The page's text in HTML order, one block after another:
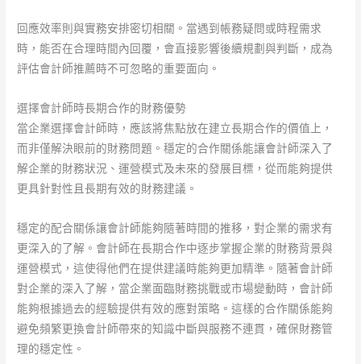
回應效率則與實務安排密切相關。當遇到帳務疑問或時程需求
時，能否在合理時間內回覆，會直接影響後續規劃與判斷，成為
評估會計師推薦時不可忽略的重要面向。
選擇會計師時長期合作的財務優勢
當企業選擇會計師時，應該將焦點放在建立長期合作的價值上，
而非僅解決眼前的財務問題。穩定的合作關係能讓會計師深入了
解企業的財務狀況、運營模式及未來的發展目標，從而能夠提供
更具針對性且長期有效的財務建議。
穩定的配合關係讓會計師能夠隨著時間的推移，對企業的需求有
更深入的了解。會計師在長期合作中逐步掌握企業的財務背景與
運營模式，這使得他們在提供建議時能夠更加精準。隨著會計師
對企業的深入了解，當企業面臨財務挑戰或市場變動時，會計師
能夠根據過去的經驗提供有效的應對策略。這樣的合作關係能夠
避免頻繁更換會計師帶來的知識中斷與服務不連貫，確保財務管
理的穩定性。